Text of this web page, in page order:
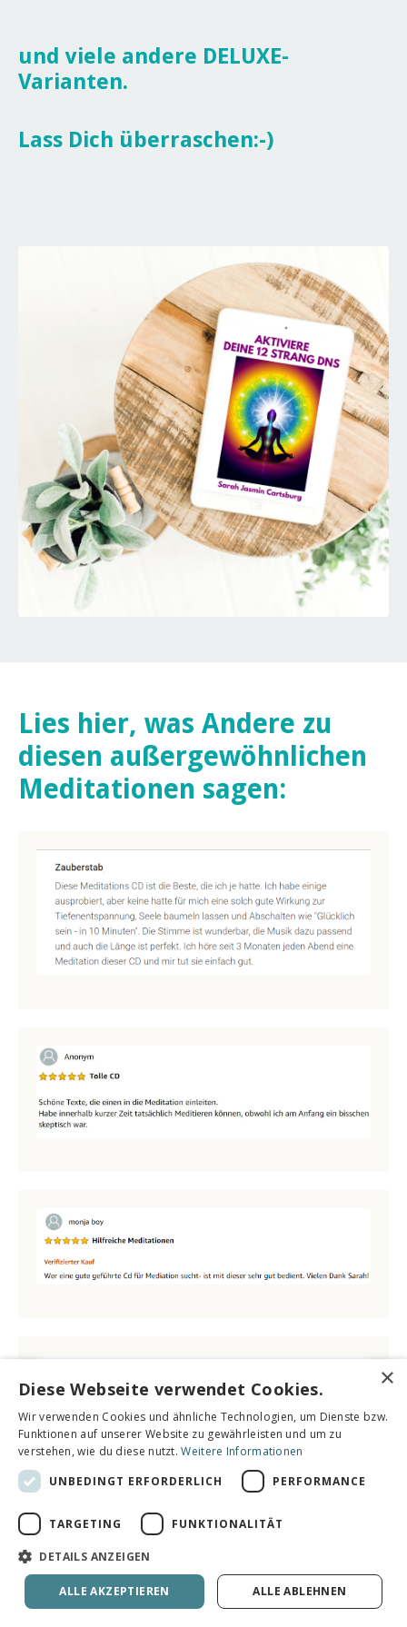
und viele andere DELUXE-
Varianten.
Lass Dich überraschen:-)
Lies hier, was Andere zu
diesen außergewöhnlichen
Meditationen sagen:
×
Diese Webseite verwendet Cookies.
Wir verwenden Cookies und ähnliche Technologien, um Dienste bzw.
Funktionen auf unserer Website zu gewährleisten und um zu
verstehen, wie du diese nutzt.Weitere Informationen
UNBEDINGT ERFORDERLICH
PERFORMANCE
TARGETING FUNKTIONALITÄT
DETAILS ANZEIGEN
ALLE AKZEPTIEREN ALLE ABLEHNEN